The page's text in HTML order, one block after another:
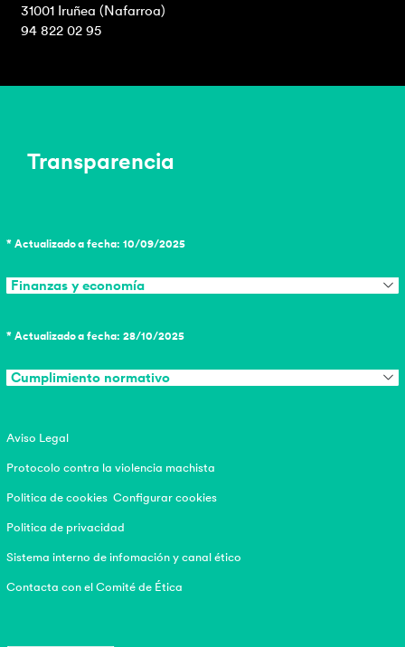
31001 Iruñea (Nafarroa)
94 822 02 95
Transparencia
* Actualizado a fecha: 10/09/2025
Finanzas y economía
* Actualizado a fecha: 28/10/2025
Cumplimiento normativo
Aviso Legal
Protocolo contra la violencia machista
Politica de cookies Configurar cookies
Politica de privacidad
Sistema interno de infomación y canal ético
Contacta con el Comité de Ética